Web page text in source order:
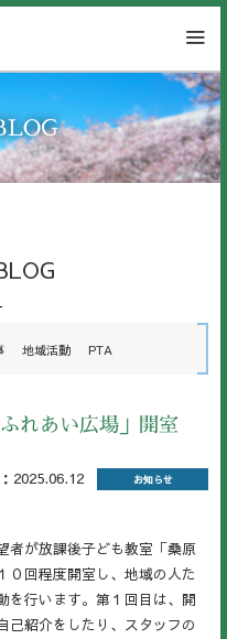
地域活動 PTA
れあい広場」開室
2025.06.12 お知らせ
者が放課後子ども教室「桑原
０回程度開室し、地域の人た
を行います。第１回目は、開
己紹介をしたり、スタッフの